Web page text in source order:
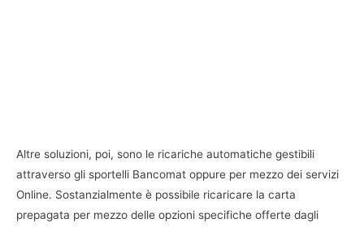
Altre soluzioni, poi, sono le ricariche automatiche gestibili
attraverso gli sportelli Bancomat oppure per mezzo dei servizi
Online. Sostanzialmente è possibile ricaricare la carta
prepagata per mezzo delle opzioni specifiche offerte dagli